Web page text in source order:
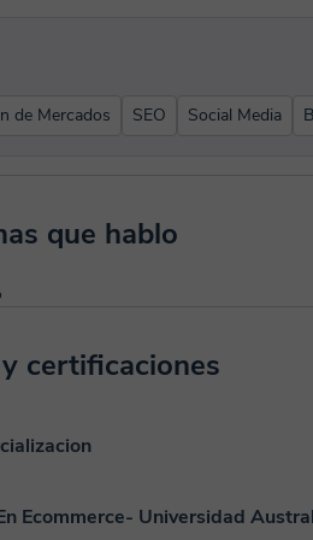
de Mercados SEO Social Media
que hablo
certificaciones
Ecommerce- Universidad Austral